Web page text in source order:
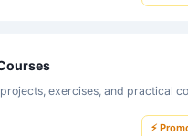
exercises, and practical
⚡